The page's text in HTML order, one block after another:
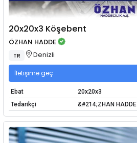
20x20x3 Köşebent
ÖZHAN HADDE
TR Denizli
İletişime geç
Ebat
20x20x3
Tedarikçi
&#214;ZHAN HADDE